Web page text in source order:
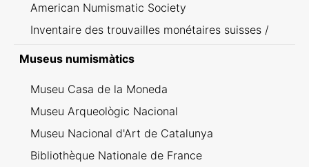
American Numismatic Society
Inventaire des trouvailles monétaires suisses /
Museus numismàtics
Museu Casa de la Moneda
Museu Arqueològic Nacional
Museu Nacional d'Art de Catalunya
Bibliothèque Nationale de France